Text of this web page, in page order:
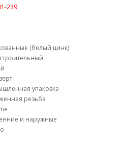
239
(белый цинк)
упаковка
резьба
и наружные